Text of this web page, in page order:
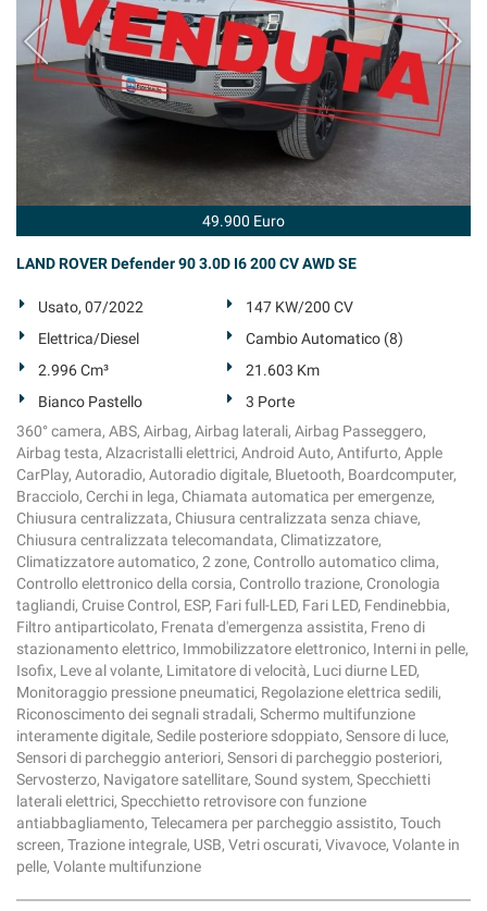
49.900 Euro
LAND ROVER Defender 90 3.0D I6 200 CV AWD SE
Usato, 07/2022
147 KW/200 CV
Elettrica/Diesel
Cambio Automatico (8)
2.996 Cm³
21.603 Km
Bianco Pastello
3 Porte
360° camera, ABS, Airbag, Airbag laterali, Airbag Passeggero,
Airbag testa, Alzacristalli elettrici, Android Auto, Antifurto, Apple
CarPlay, Autoradio, Autoradio digitale, Bluetooth, Boardcomputer,
Bracciolo, Cerchi in lega, Chiamata automatica per emergenze,
Chiusura centralizzata, Chiusura centralizzata senza chiave,
Chiusura centralizzata telecomandata, Climatizzatore,
Climatizzatore automatico, 2 zone, Controllo automatico clima,
Controllo elettronico della corsia, Controllo trazione, Cronologia
tagliandi, Cruise Control, ESP, Fari full-LED, Fari LED, Fendinebbia,
Filtro antiparticolato, Frenata d'emergenza assistita, Freno di
stazionamento elettrico, Immobilizzatore elettronico, Interni in pelle,
Isofix, Leve al volante, Limitatore di velocità, Luci diurne LED,
Monitoraggio pressione pneumatici, Regolazione elettrica sedili,
Riconoscimento dei segnali stradali, Schermo multifunzione
interamente digitale, Sedile posteriore sdoppiato, Sensore di luce,
Sensori di parcheggio anteriori, Sensori di parcheggio posteriori,
Servosterzo, Navigatore satellitare, Sound system, Specchietti
laterali elettrici, Specchietto retrovisore con funzione
antiabbagliamento, Telecamera per parcheggio assistito, Touch
screen, Trazione integrale, USB, Vetri oscurati, Vivavoce, Volante in
pelle, Volante multifunzione
questi
strumenti
di
tracciamento
rivedere
e
scelte
in
momento.
Cookie necessari
Cookie delle preferenze
Cookie per il miglioramento dell'esperienza utente
Cookie analitici
Cookie di marketing
Leggi
la